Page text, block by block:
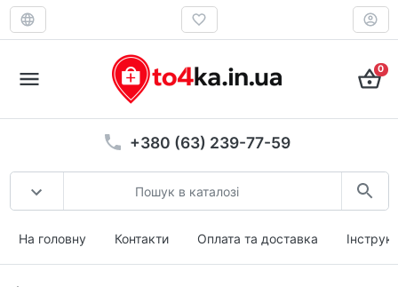
0
+380 (63) 239-77-59
На головну Контакти Оплата та доставка